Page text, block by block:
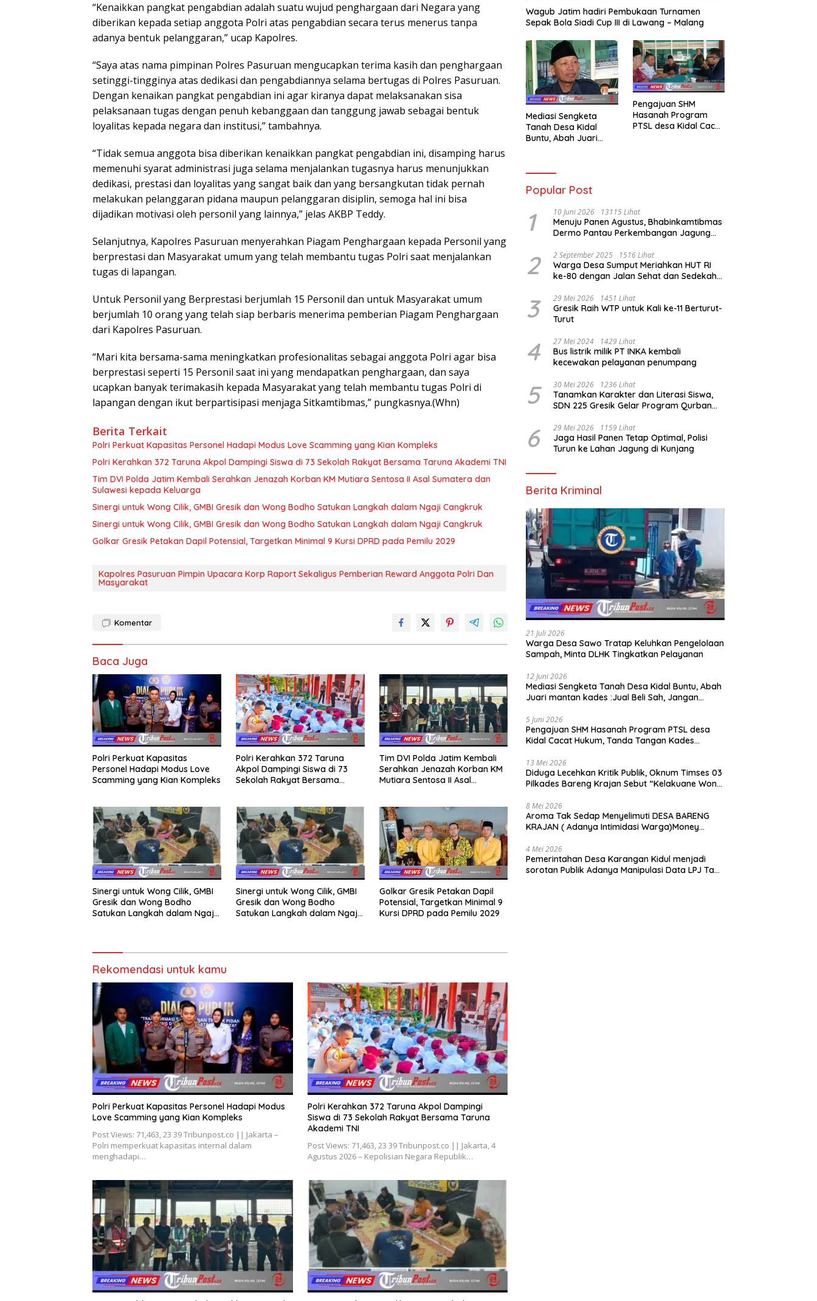
“Kenaikkan pangkat pengabdian adalah suatu wujud penghargaan dari Negara yang
diberikan kepada setiap anggota Polri atas pengabdian secara terus menerus tanpa
adanya bentuk pelanggaran,” ucap Kapolres.
“Saya atas nama pimpinan Polres Pasuruan mengucapkan terima kasih dan penghargaan
setinggi-tingginya atas dedikasi dan pengabdiannya selama bertugas di Polres Pasuruan.
Dengan kenaikan pangkat pengabdian ini agar kiranya dapat melaksanakan sisa
pelaksanaan tugas dengan penuh kebanggaan dan tanggung jawab sebagai bentuk
loyalitas kepada negara dan institusi,” tambahnya.
“Tidak semua anggota bisa diberikan kenaikkan pangkat pengabdian ini, disamping harus
memenuhi syarat administrasi juga selama menjalankan tugasnya harus menunjukkan
dedikasi, prestasi dan loyalitas yang sangat baik dan yang bersangkutan tidak pernah
melakukan pelanggaran pidana maupun pelanggaran disiplin, semoga hal ini bisa
dijadikan motivasi oleh personil yang lainnya,” jelas AKBP Teddy.
Selanjutnya, Kapolres Pasuruan menyerahkan Piagam Penghargaan kepada Personil yang
berprestasi dan Masyarakat umum yang telah membantu tugas Polri saat menjalankan
tugas di lapangan.
Untuk Personil yang Berprestasi berjumlah 15 Personil dan untuk Masyarakat umum
berjumlah 10 orang yang telah siap berbaris menerima pemberian Piagam Penghargaan
dari Kapolres Pasuruan.
“Mari kita bersama-sama meningkatkan profesionalitas sebagai anggota Polri agar bisa
berprestasi seperti 15 Personil saat ini yang mendapatkan penghargaan, dan saya
ucapkan banyak terimakasih kepada Masyarakat yang telah membantu tugas Polri di
lapangan dengan ikut berpartisipasi menjaga Sitkamtibmas,” pungkasnya.(Whn)
Berita Terkait
Polri Perkuat Kapasitas Personel Hadapi Modus Love Scamming yang Kian Kompleks
Polri Kerahkan 372 Taruna Akpol Dampingi Siswa di 73 Sekolah Rakyat Bersama Taruna Akademi TNI
Tim DVI Polda Jatim Kembali Serahkan Jenazah Korban KM Mutiara Sentosa II Asal Sumatera dan
Sulawesi kepada Keluarga
Sinergi untuk Wong Cilik, GMBI Gresik dan Wong Bodho Satukan Langkah dalam Ngaji Cangkruk
Sinergi untuk Wong Cilik, GMBI Gresik dan Wong Bodho Satukan Langkah dalam Ngaji Cangkruk
Golkar Gresik Petakan Dapil Potensial, Targetkan Minimal 9 Kursi DPRD pada Pemilu 2029
Kapolres Pasuruan Pimpin Upacara Korp Raport Sekaligus Pemberian Reward Anggota Polri Dan
Masyarakat
Komentar
Baca Juga
Polri Perkuat Kapasitas
Personel Hadapi Modus Love
Scamming yang Kian Kompleks
Polri Kerahkan 372 Taruna
Akpol Dampingi Siswa di 73
Sekolah Rakyat Bersama
Tim DVI Polda Jatim Kembali
Serahkan Jenazah Korban KM
Mutiara Sentosa II Asal
Sinergi untuk Wong Cilik, GMBI
Gresik dan Wong Bodho
Satukan Langkah dalam Ngaji
Sinergi untuk Wong Cilik, GMBI
Gresik dan Wong Bodho
Satukan Langkah dalam Ngaji
Golkar Gresik Petakan Dapil
Potensial, Targetkan Minimal 9
Kursi DPRD pada Pemilu 2029
Rekomendasi untuk kamu
Polri Perkuat Kapasitas Personel Hadapi Modus
Love Scamming yang Kian Kompleks
Post Views: 71,463, 23 39 Tribunpost.co || Jakarta –
Polri memperkuat kapasitas internal dalam
menghadapi…
Polri Kerahkan 372 Taruna Akpol Dampingi
Siswa di 73 Sekolah Rakyat Bersama Taruna
Akademi TNI
Post Views: 71,463, 23 39 Tribunpost.co || Jakarta, 4
Agustus 2026 – Kepolisian Negara Republik…
Wagub Jatim hadiri Pembukaan Turnamen
Sepak Bola Siadi Cup III di Lawang – Malang
Mediasi Sengketa
Tanah Desa Kidal
Buntu, Abah Juari
Jadikan Kesalahan
Membatalkan Hak
Pengajuan SHM
Hasanah Program
PTSL desa Kidal Cacat
Popular Post
1 10 Juni 2026 13115 Lihat
Menuju Panen Agustus, Bhabinkamtibmas
Dermo Pantau Perkembangan Jagung
2 2 September 2025 1516 Lihat
Warga Desa Sumput Meriahkan HUT RI
ke-80 dengan Jalan Sehat dan Sedekah
3 29 Mei 2026 1451 Lihat
Gresik Raih WTP untuk Kali ke-11 Berturut-
Turut
4 27 Mei 2024 1429 Lihat
Bus listrik milik PT INKA kembali
kecewakan pelayanan penumpang
5 30 Mei 2026 1236 Lihat
Tanamkan Karakter dan Literasi Siswa,
SDN 225 Gresik Gelar Program Qurban
6 29 Mei 2026 1159 Lihat
Jaga Hasil Panen Tetap Optimal, Polisi
Turun ke Lahan Jagung di Kunjang
Berita Kriminal
21 Juli 2026
Warga Desa Sawo Tratap Keluhkan Pengelolaan
Sampah, Minta DLHK Tingkatkan Pelayanan
12 Juni 2026
Mediasi Sengketa Tanah Desa Kidal Buntu, Abah
Juari mantan kades :Jual Beli Sah, Jangan
Membatalkan Hak Warga.
5 Juni 2026
Pengajuan SHM Hasanah Program PTSL desa
Kidal Cacat Hukum, Tanda Tangan Kades
13 Mei 2026
Diduga Lecehkan Kritik Publik, Oknum Timses 03
Pilkades Bareng Krajan Sebut “Kelakuane Wong
8 Mei 2026
Aroma Tak Sedap Menyelimuti DESA BARENG
KRAJAN ( Adanya Intimidasi Warga)Money
4 Mei 2026
Pemerintahan Desa Karangan Kidul menjadi
sorotan Publik Adanya Manipulasi Data LPJ Ta